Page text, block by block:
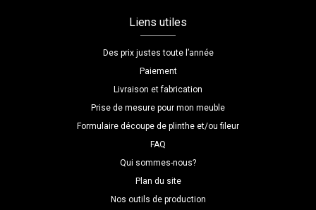
Liens utiles
Des prix justes toute l’année
Paiement
Livraison et fabrication
Prise de mesure pour mon meuble
Formulaire découpe de plinthe et/ou fileur
FAQ
Qui sommes-nous?
Plan du site
Nos outils de production